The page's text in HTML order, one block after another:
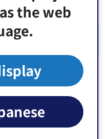
the web
震化に関する助成事
ィンドウで開きま
派遣事業実施要綱